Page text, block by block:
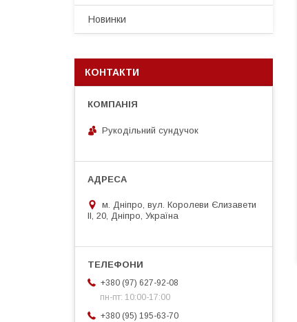
Новинки
КОНТАКТИ
Рукодільний сундучок
м. Дніпро, вул. Королеви Єлизавети
ІІ, 20, Дніпро, Україна
+380 (97) 627-92-08
пн-пт: 10:00-17:00
+380 (95) 195-63-70